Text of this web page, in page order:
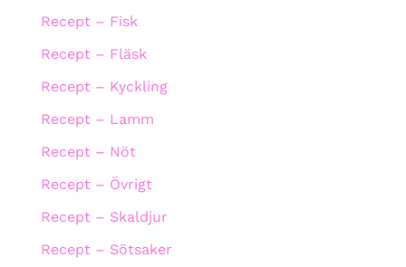
Recept – Fisk
Recept – Fläsk
Recept – Kyckling
Recept – Lamm
Recept – Nöt
Recept – Övrigt
Recept – Skaldjur
Recept – Sötsaker